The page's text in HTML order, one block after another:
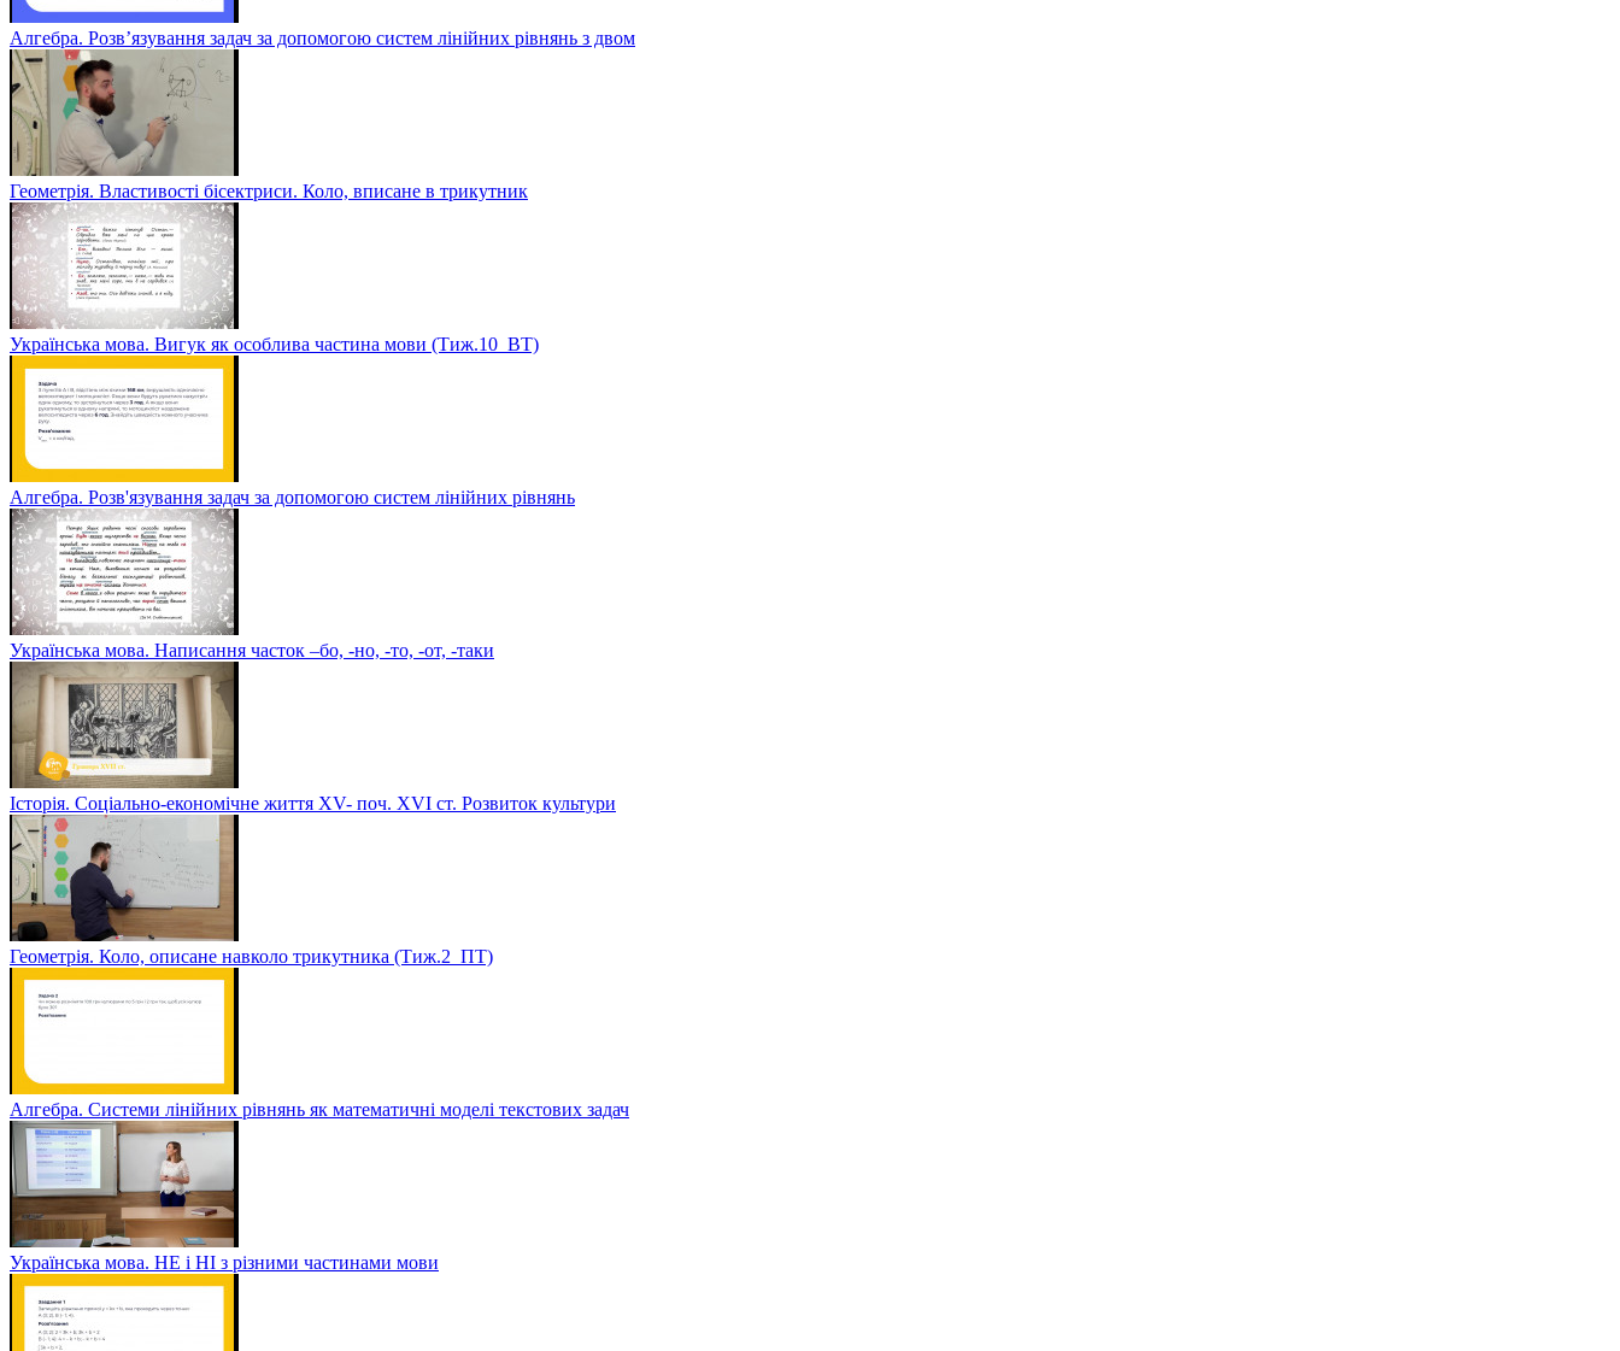
Алгебра. Розв’язування задач за допомогою систем лінійних рівнянь з двом
Геометрія. Властивості бісектриси. Коло, вписане в трикутник
Українська мова. Вигук як особлива частина мови (Тиж.10_ВТ)
Алгебра. Розв'язування задач за допомогою систем лінійних рівнянь
Українська мова. Написання часток –бо, -но, -то, -от, -таки
Історія. Соціально-економічне життя XV- поч. XVI ст. Розвиток культури
Геометрія. Коло, описане навколо трикутника (Тиж.2_ПТ)
Алгебра. Системи лінійних рівнянь як математичні моделі текстових задач
Українська мова. НЕ і НІ з різними частинами мови